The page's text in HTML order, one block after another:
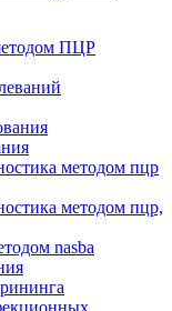
ПЦР
методом пцр
методом пцр,
nasba